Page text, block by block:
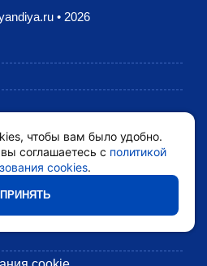
• 2026
чтобы вам было удобно.
соглашаетесь с политикой
cookies.
ПРИНЯТЬ